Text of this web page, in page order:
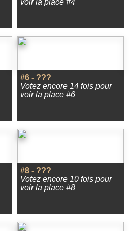
voir la place #4
#6 - ???
Votez encore 14 fois pour
voir la place #6
#8 - ???
Votez encore 10 fois pour
voir la place #8